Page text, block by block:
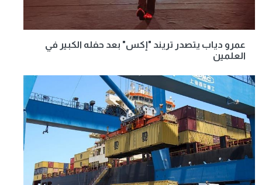
عمرو دياب يتصدر تريند "إكس" بعد حفله الكبير في
العلمين